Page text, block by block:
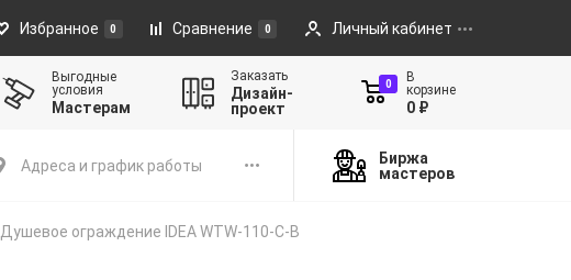
Избранное 0 Сравнение 0 Личный кабинет
Выгодные
условия
Мастерам
Заказать
Дизайн-
проект
0
В
корзине
0 ₽
Адреса и график работы
Биржа
мастеров
Душевое ограждение IDEA WTW-110-C-B